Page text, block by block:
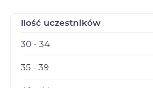
Ilość uczestników
30 - 34
35 - 39